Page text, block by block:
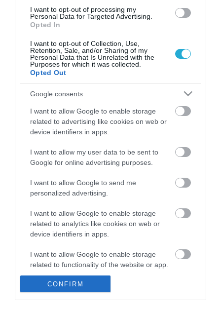
I want to opt-out of processing my
Personal Data for Targeted Advertising.
Opted In
I want to opt-out of Collection, Use,
Retention, Sale, and/or Sharing of my
Personal Data that Is Unrelated with the
Purposes for which it was collected.
Opted Out
Google consents
I want to allow Google to enable storage
related to advertising like cookies on web or
device identifiers in apps.
I want to allow my user data to be sent to
Google for online advertising purposes.
I want to allow Google to send me
personalized advertising.
I want to allow Google to enable storage
related to analytics like cookies on web or
device identifiers in apps.
I want to allow Google to enable storage
related to functionality of the website or app.
I want to allow Google to enable storage
related to personalization.
CONFIRM
στη Νέα Υόρκη.
Ταυτόχρονα, μερικά από τα οφέλη ενός μπολ
σούπας στον ατμό έχουν να κάνουν με αυτό
που εισπνέετε. Η θερμότητα και ο ατμός
βοηθούν στη βλέννα και τη συμφόρηση και
έχουν καταπραϋντική επίδραση στον
πονόλαιμο. Είναι σημαντικό επίσης να
αφυδάτωση επηρεάζει την ικανότητά σου να
καταπολεμάς τις λοιμώξεις. Εκτός από τα
υγρά που είναι αναγκαίο να πίνουμε, μια
σούπα προσφέρει επίσης την ενυδάτωση
που χρειάζεται ο οργανισμός.
Σκεφτείτε την κοτόσουπα ως μια
υποστηρικτική φροντίδα που μπορεί να σε
κάνει να αισθανθείς λίγο καλύτερα ενώ το
σώμα σου καταπολεμά τον ιό, όχι σαν την